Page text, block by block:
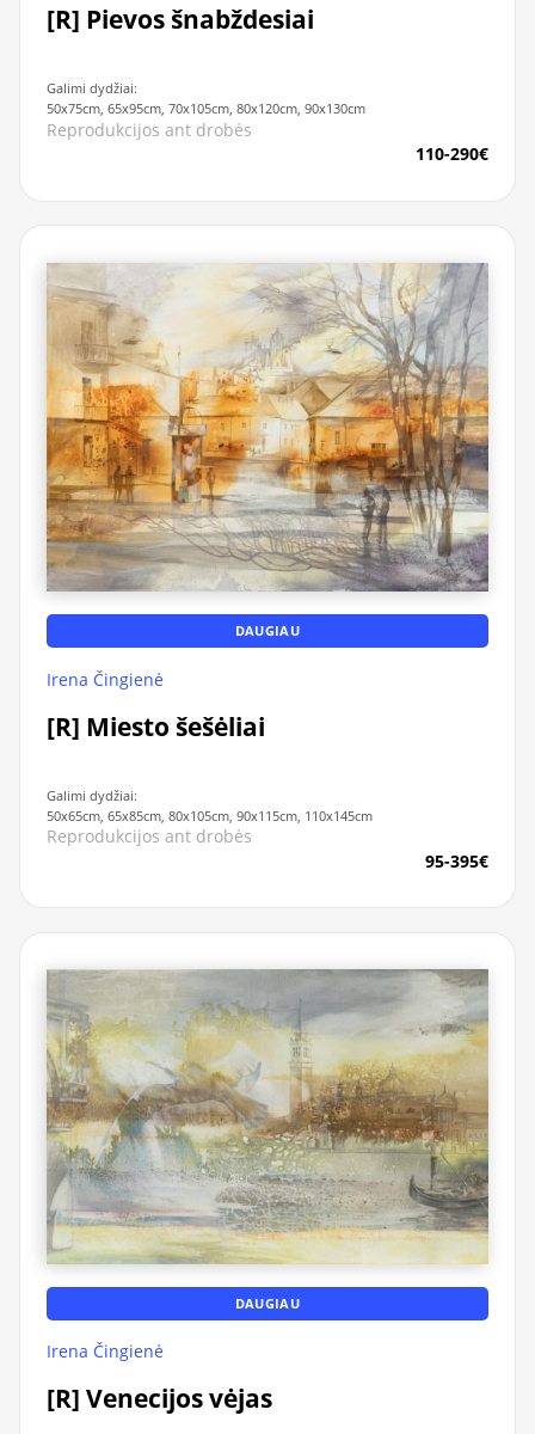
[R] Pievos šnabždesiai
Galimi dydžiai:
50x75cm, 65x95cm, 70x105cm, 80x120cm, 90x130cm
Reprodukcijos ant drobės
110-290€
DAUGIAU
Irena Čingienė
[R] Miesto šešėliai
Galimi dydžiai:
50x65cm, 65x85cm, 80x105cm, 90x115cm, 110x145cm
Reprodukcijos ant drobės
95-395€
DAUGIAU
Irena Čingienė
[R] Venecijos vėjas